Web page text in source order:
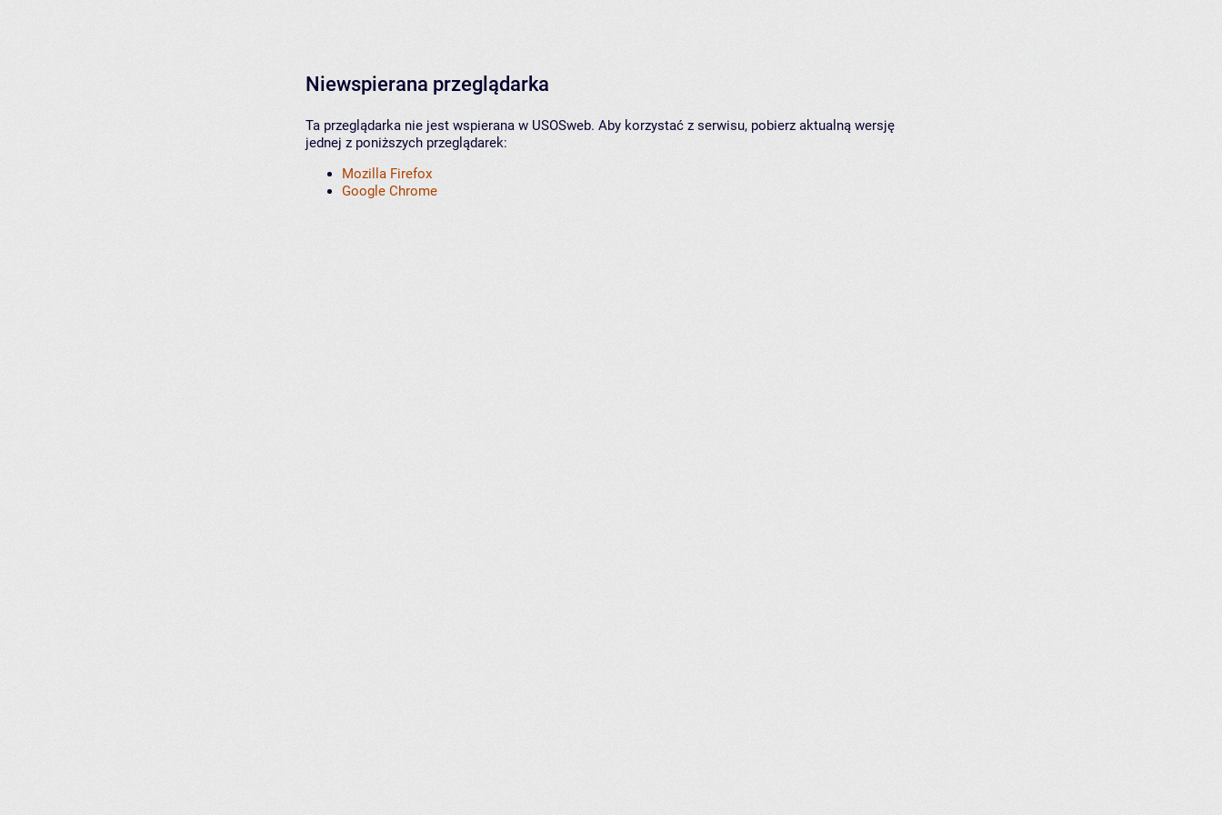
Niewspierana przeglądarka
Ta przeglądarka nie jest wspierana w USOSweb. Aby korzystać z serwisu, pobierz aktualną wersję
jednej z poniższych przeglądarek:
Mozilla Firefox
Google Chrome